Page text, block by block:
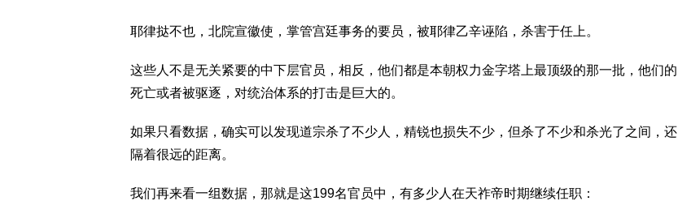
耶律挞不也，北院宣徽使，掌管宫廷事务的要员，被耶律乙辛诬陷，杀害于任上。
这些人不是无关紧要的中下层官员，相反，他们都是本朝权力金字塔上最顶级的那一批，他们的
死亡或者被驱逐，对统治体系的打击是巨大的。
如果只看数据，确实可以发现道宗杀了不少人，精锐也损失不少，但杀了不少和杀光了之间，还
隔着很远的距离。
我们再来看一组数据，那就是这199名官员中，有多少人在天祚帝时期继续任职：